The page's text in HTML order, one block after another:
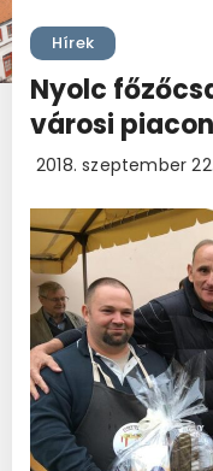
Hírek
Nyolc
városi piacon
2018. szeptember 22.